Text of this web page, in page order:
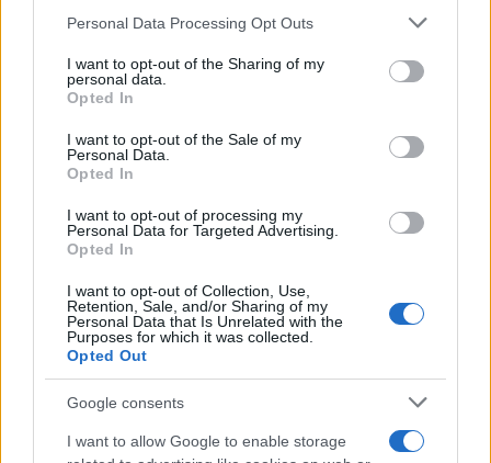
Please note that this website/app uses one or more Google
not limited to your visit or usage behaviour. You may click to
grant or deny consent to Google and its third-party tags to
use your data for below specified purposes in below Google
consent section.
Personal Data Processing Opt Outs
I want to opt-out of the Sharing of my
personal data.
Opted In
I want to opt-out of the Sale of my
Personal Data.
Opted In
I want to opt-out of processing my
Personal Data for Targeted Advertising.
Opted In
I want to opt-out of Collection, Use,
Retention, Sale, and/or Sharing of my
Personal Data that Is Unrelated with the
Purposes for which it was collected.
Opted Out
Google consents
I want to allow Google to enable storage
Motors Magazine 365
Day Travel 365
Home Magazine 365
SecondHomeMagazine
InvestirMag
Investieren24
UK